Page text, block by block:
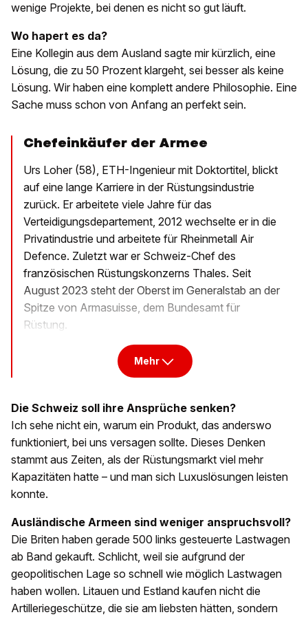
wenige Projekte, bei denen es nicht so gut läuft.
Wo hapert es da?
Eine Kollegin aus dem Ausland sagte mir kürzlich, eine
Lösung, die zu 50 Prozent klargeht, sei besser als keine
Lösung. Wir haben eine komplett andere Philosophie. Eine
Sache muss schon von Anfang an perfekt sein.
Chefeinkäufer der Armee
Urs Loher (58), ETH-Ingenieur mit Doktortitel, blickt
auf eine lange Karriere in der Rüstungsindustrie
zurück. Er arbeitete viele Jahre für das
Verteidigungsdepartement, 2012 wechselte er in die
Privatindustrie und arbeitete für Rheinmetall Air
Defence. Zuletzt war er Schweiz-Chef des
französischen Rüstungskonzerns Thales. Seit
August 2023 steht der Oberst im Generalstab an der
Spitze von Armasuisse, dem Bundesamt für
Rüstung.
Mehr
Die Schweiz soll ihre Ansprüche senken?
Ich sehe nicht ein, warum ein Produkt, das anderswo
funktioniert, bei uns versagen sollte. Dieses Denken
stammt aus Zeiten, als der Rüstungsmarkt viel mehr
Kapazitäten hatte – und man sich Luxuslösungen leisten
konnte.
Ausländische Armeen sind weniger anspruchsvoll?
Die Briten haben gerade 500 links gesteuerte Lastwagen
ab Band gekauft. Schlicht, weil sie aufgrund der
geopolitischen Lage so schnell wie möglich Lastwagen
haben wollen. Litauen und Estland kaufen nicht die
Artilleriegeschütze, die sie am liebsten hätten, sondern